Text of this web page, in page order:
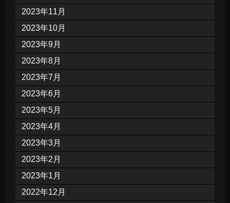
2023年11月
2023年10月
2023年9月
2023年8月
2023年7月
2023年6月
2023年5月
2023年4月
2023年3月
2023年2月
2023年1月
2022年12月